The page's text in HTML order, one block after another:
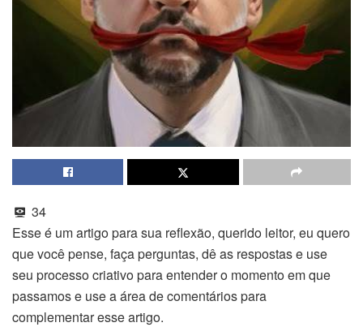
34
Esse é um artigo para sua reflexão, querido leitor, eu quero
que você pense, faça perguntas, dê as respostas e use
seu processo criativo para entender o momento em que
passamos e use a área de comentários para
complementar esse artigo.